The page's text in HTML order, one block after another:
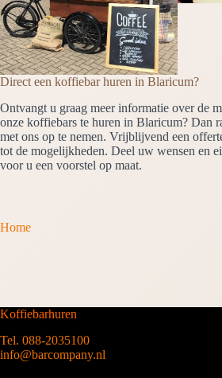
Direct een koffiebar huren in Blaricum?
Ontvangt u graag meer informatie over de
onze koffiebars te huren in Blaricum? Dan
met ons op te nemen. Vrijblijvend een
tot de mogelijkheden. Deel uw wensen en
voor u een voorstel op maat.
Home
Koffiebarhuren
Tel. 088-2035100
info@barcompany.nl